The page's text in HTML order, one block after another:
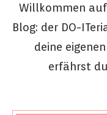
Willkommen auf
Blog: der DO-
deine
erfährst